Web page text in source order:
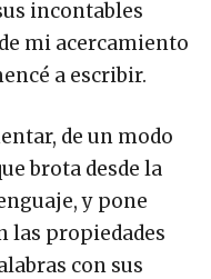
incontables
mi acercamiento
a escribir.
de un modo
brota desde la
y pone
las propiedades
con sus